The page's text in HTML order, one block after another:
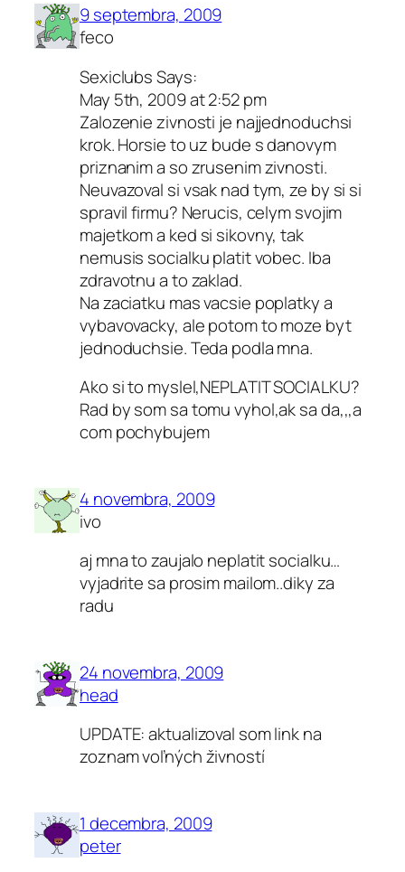
9 septembra, 2009
feco
Sexiclubs Says:
May 5th, 2009 at 2:52 pm
Zalozenie zivnosti je najjednoduchsi
krok. Horsie to uz bude s danovym
priznanim a so zrusenim zivnosti.
Neuvazoval si vsak nad tym, ze by si si
spravil firmu? Nerucis, celym svojim
majetkom a ked si sikovny, tak
nemusis socialku platit vobec. Iba
zdravotnu a to zaklad.
Na zaciatku mas vacsie poplatky a
vybavovacky, ale potom to moze byt
jednoduchsie. Teda podla mna.
Ako si to myslel,NEPLATIT SOCIALKU?
Rad by som sa tomu vyhol,ak sa da,,,a
com pochybujem
4 novembra, 2009
ivo
aj mna to zaujalo neplatit socialku…
vyjadrite sa prosim mailom..diky za
radu
24 novembra, 2009
head
UPDATE: aktualizoval som link na
zoznam voľných živností
1 decembra, 2009
peter